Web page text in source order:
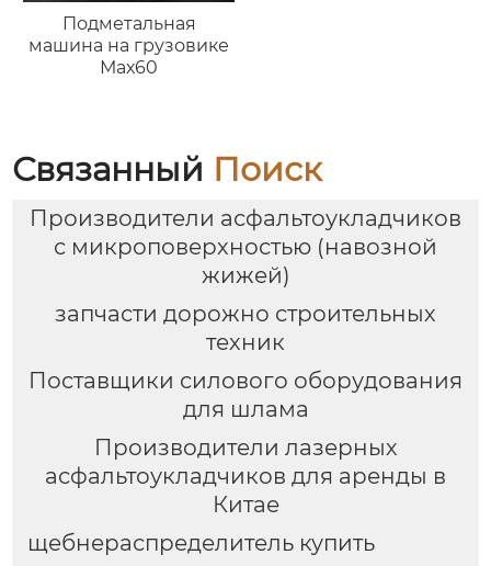
Подметальная
машина на грузовике
Мах60
Связанный Поиск
Производители асфальтоукладчиков
с микроповерхностью (навозной
жижей)
запчасти дорожно строительных
техник
Поставщики силового оборудования
для шлама
Производители лазерных
асфальтоукладчиков для аренды в
Китае
щебнераспределитель купить